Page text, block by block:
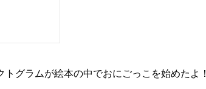
トグラムが絵本の中でおにごっこを始めたよ！